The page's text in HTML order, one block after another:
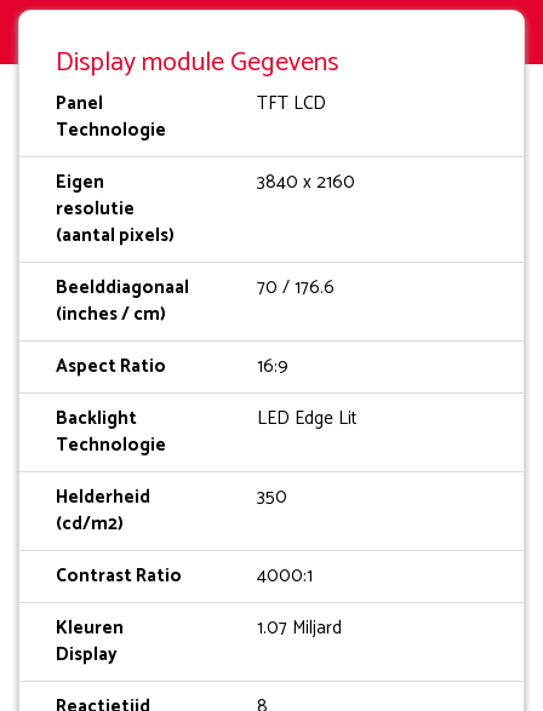
Display module Gegevens
Panel
Technologie
TFT LCD
Eigen
resolutie
(aantal pixels)
3840 x 2160
Beelddiagonaal
(inches / cm)
70 / 176.6
Aspect Ratio
16:9
Backlight
Technologie
LED Edge Lit
Helderheid
(cd/m2)
350
Contrast Ratio
4000:1
Kleuren
Display
1.07 Miljard